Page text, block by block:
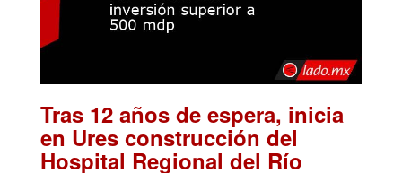
Tras 12 años de espera, inicia
en Ures construcción del
Hospital Regional del Río